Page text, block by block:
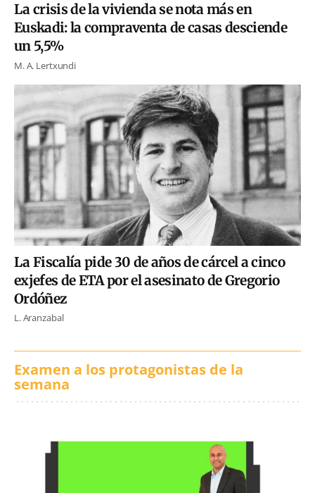
La crisis de la vivienda se nota más en
Euskadi: la compraventa de casas desciende
un 5,5%
M. A. Lertxundi
La Fiscalía pide 30 de años de cárcel a cinco
exjefes de ETA por el asesinato de Gregorio
Ordóñez
L. Aranzabal
Examen a los protagonistas de la
semana